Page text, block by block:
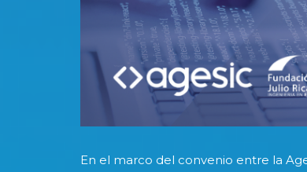
En el marco del convenio entre la